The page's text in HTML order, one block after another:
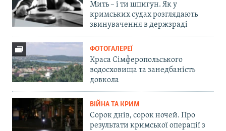
Мить – і ти шпигун. Як у
кримських судах розглядають
звинувачення в держзраді
ФОТОГАЛЕРЕЇ
Краса Сімферопольського
водосховища та занедбаність
довкола
ВІЙНА ТА КРИМ
Сорок днів, сорок ночей. Про
результати кримської операції з